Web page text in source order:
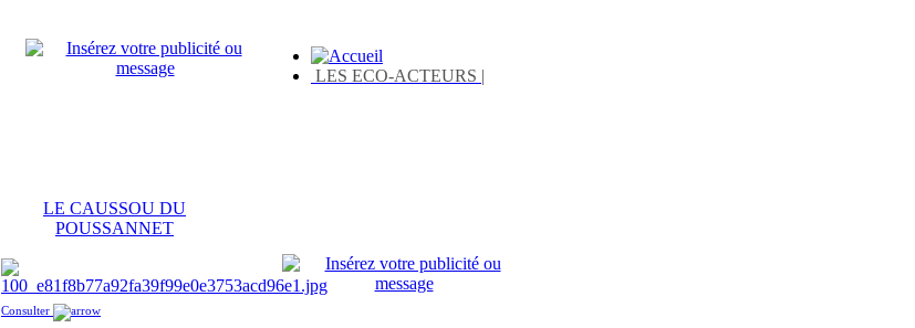
LES ECO-ACTEURS |
LE CAUSSOU DU
POUSSANNET
Consulter